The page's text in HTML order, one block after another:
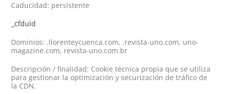
Caducidad: persistente
_cfduid
Dominios: .llorenteycuenca.com, .revista-uno.com, uno-
magazine.com, revista-uno.com.br
Descripción / finalidad: Cookie técnica propia que se utiliza
para gestionar la optimización y securización de tráfico de
la CDN.